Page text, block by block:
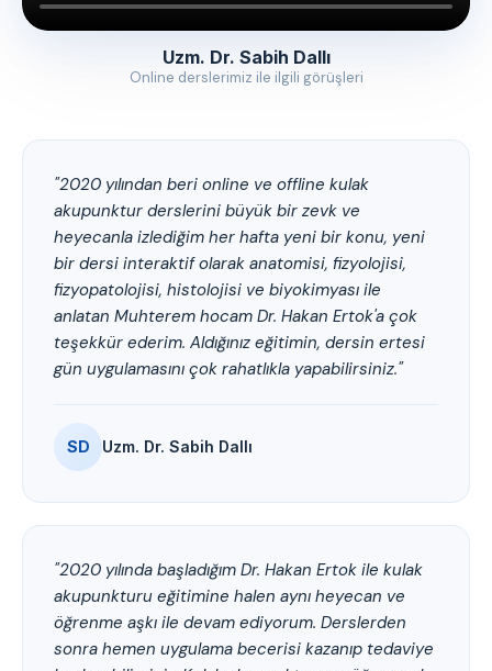
Uzm. Dr. Sabih Dallı
Online derslerimiz ile ilgili görüşleri
"2020 yılından beri online ve offline kulak
akupunktur derslerini büyük bir zevk ve
heyecanla izlediğim her hafta yeni bir konu, yeni
bir dersi interaktif olarak anatomisi, fizyolojisi,
fizyopatolojisi, histolojisi ve biyokimyası ile
anlatan Muhterem hocam Dr. Hakan Ertok'a çok
teşekkür ederim. Aldığınız eğitimin, dersin ertesi
gün uygulamasını çok rahatlıkla yapabilirsiniz."
SD Uzm. Dr. Sabih Dallı
"2020 yılında başladığım Dr. Hakan Ertok ile kulak
akupunkturu eğitimine halen aynı heyecan ve
öğrenme aşkı ile devam ediyorum. Derslerden
sonra hemen uygulama becerisi kazanıp tedaviye